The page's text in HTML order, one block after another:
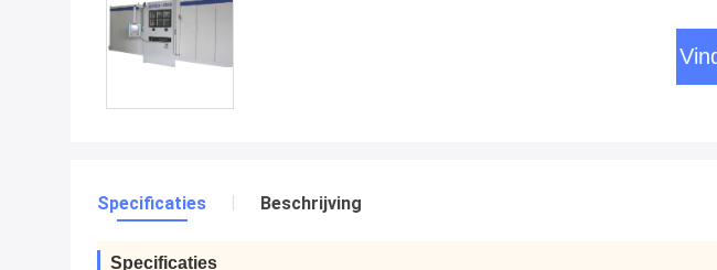
Specificaties Beschrijving
Specificaties